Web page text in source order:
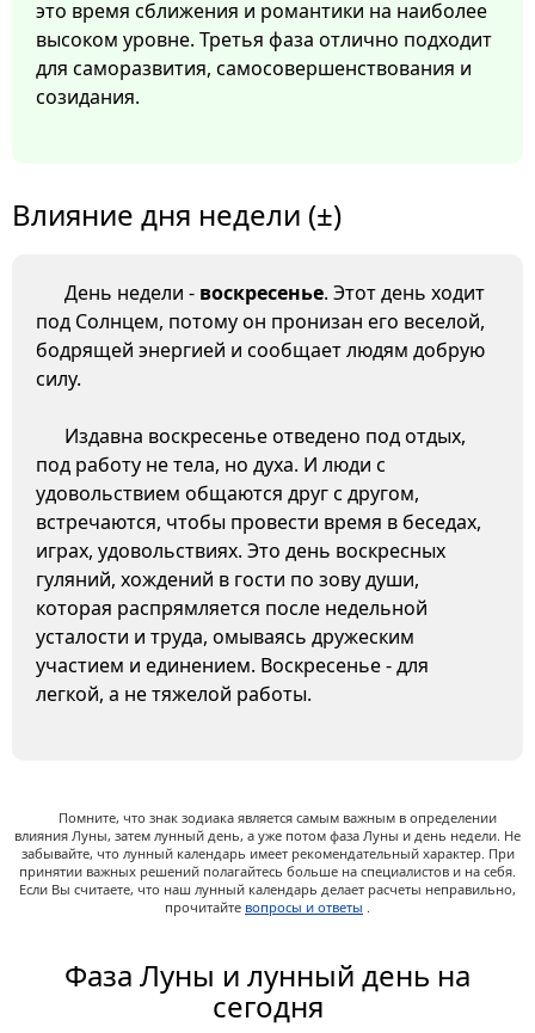
это время сближения и романтики на наиболее
высоком уровне. Третья фаза отлично подходит
для саморазвития, самосовершенствования и
созидания.
Влияние дня недели (±)
День недели - воскресенье. Этот день ходит
под Солнцем, потому он пронизан его веселой,
бодрящей энергией и сообщает людям добрую
силу.
Издавна воскресенье отведено под отдых,
под работу не тела, но духа. И люди с
удовольствием общаются друг с другом,
встречаются, чтобы провести время в беседах,
играх, удовольствиях. Это день воскресных
гуляний, хождений в гости по зову души,
которая распрямляется после недельной
усталости и труда, омываясь дружеским
участием и единением. Воскресенье - для
легкой, а не тяжелой работы.
Помните, что знак зодиака является самым важным в определении
влияния Луны, затем лунный день, а уже потом фаза Луны и день недели. Не
забывайте, что лунный календарь имеет рекомендательный характер. При
принятии важных решений полагайтесь больше на специалистов и на себя.
Если Вы считаете, что наш лунный календарь делает расчеты неправильно,
прочитайте вопросы и ответы .
Фаза Луны и лунный день на
сегодня